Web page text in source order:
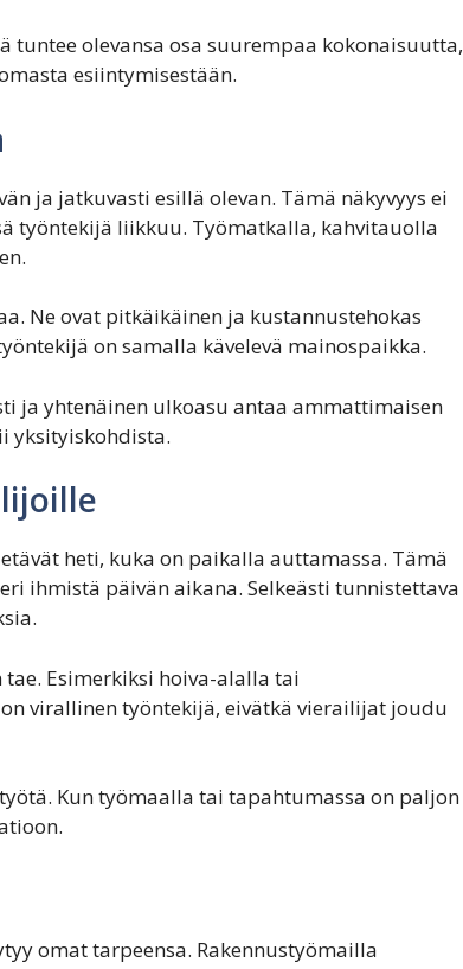
tuntee olevansa osa suurempaa kokonaisuutta,
esiintymisestään.
ja jatkuvasti esillä olevan. Tämä näkyvyys ei
työntekijä liikkuu. Työmatkalla, kahvitauolla
Ne ovat pitkäikäinen ja kustannustehokas
on samalla kävelevä mainospaikka.
ja yhtenäinen ulkoasu antaa ammattimaisen
yksityiskohdista.
heti, kuka on paikalla auttamassa. Tämä
ihmistä päivän aikana. Selkeästi tunnistettava
Esimerkiksi hoiva-alalla tai
virallinen työntekijä, eivätkä vierailijat joudu
Kun työmaalla tai tapahtumassa on paljon
omat tarpeensa. Rakennustyömailla